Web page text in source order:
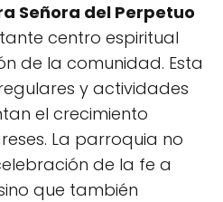
Señora del Perpetuo
centro espiritual
de la comunidad. Esta
y actividades
el crecimiento
La parroquia no
de la fe a
que también